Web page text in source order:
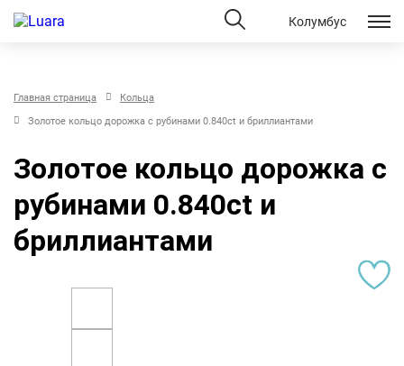
Колумбус
Главная страница
Кольца
Золотое кольцо дорожка с рубинами 0.840ct и бриллиантами
Золотое кольцо дорожка с
рубинами 0.840ct и
бриллиантами